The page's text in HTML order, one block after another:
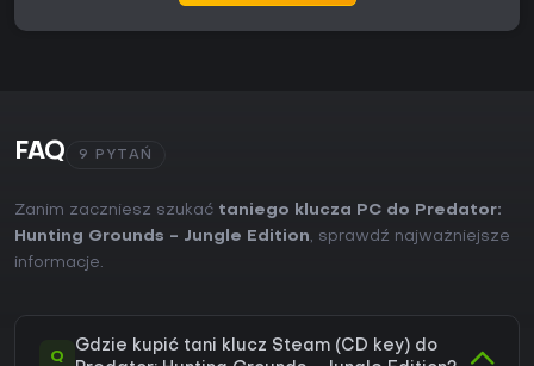
FAQ 9 PYTAŃ
Zanim zaczniesz szukać taniego klucza PC do Predator:
Hunting Grounds - Jungle Edition, sprawdź najważniejsze
informacje.
Q
Gdzie kupić tani klucz Steam (CD key) do